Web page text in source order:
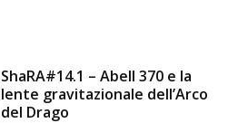
ShaRA#14.1 – Abell 370 e la
lente gravitazionale dell’Arco
del Drago